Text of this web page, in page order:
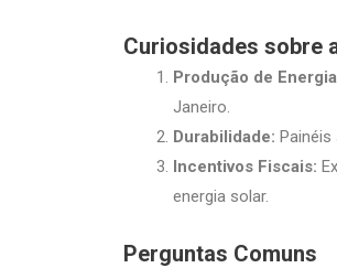
Curiosidades sobre
Produção de
Janeiro.
Durabilidade: Painéis
Incentivos Fiscais:
energia solar.
Perguntas Comuns